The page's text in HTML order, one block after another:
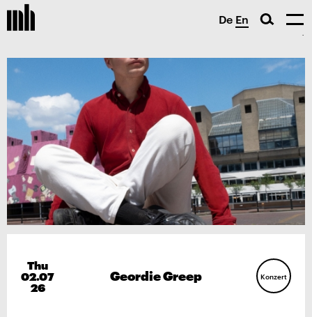
De En
Thu
02.07
26
Geordie Greep Konzert